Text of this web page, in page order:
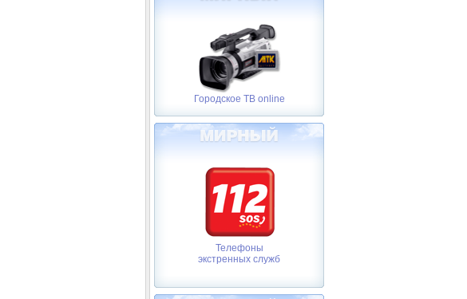
Городское ТВ online
Телефоны
экстренных служб